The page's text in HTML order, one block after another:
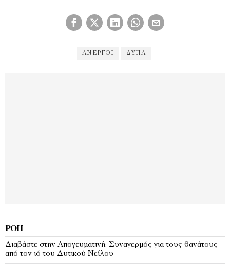
ΆΝΕΡΓΟΙ ΔΥΠΑ
ΡΟΉ
Διαβάστε στην Απογευματινή: Συναγερμός για τους θανάτους
από τον ιό του Δυτικού Νείλου